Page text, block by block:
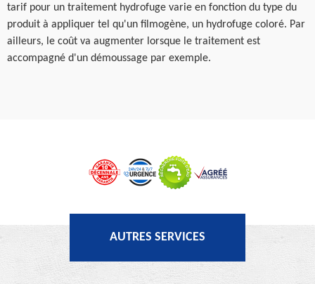
tarif pour un traitement hydrofuge varie en fonction du type du
produit à appliquer tel qu'un filmogène, un hydrofuge coloré. Par
ailleurs, le coût va augmenter lorsque le traitement est
accompagné d'un démoussage par exemple.
AUTRES SERVICES